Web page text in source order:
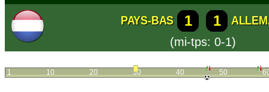
PAYS-BAS 1 1
(mi-tps: 0-1)
1 10 20 30 40 50